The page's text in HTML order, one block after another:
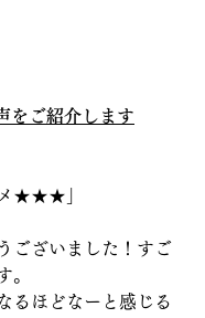
をご紹介します
メ★★★」
ございました！すご
。
るほどなーと感じる